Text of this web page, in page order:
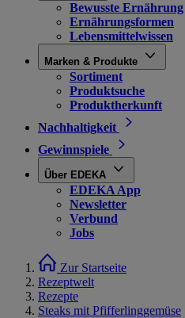
Bewusste Ernährung
Ernährungsformen
Lebensmittelwissen
Marken & Produkte
Sortiment
Produktsuche
Produktherkunft
Nachhaltigkeit
Gewinnspiele
Über EDEKA
EDEKA App
Newsletter
Verbund
Jobs
Zur Startseite
Rezeptwelt
Rezepte
Steaks mit Pfifferlinggemüse